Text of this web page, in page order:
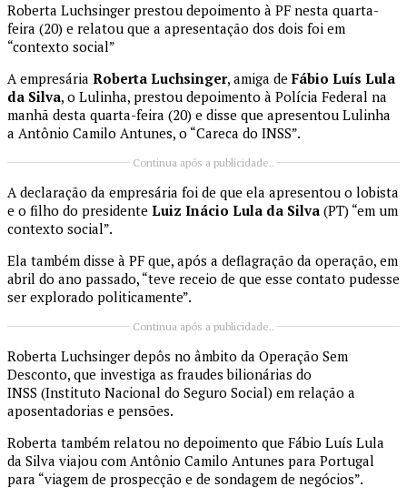
Roberta Luchsinger prestou depoimento à PF nesta quarta-
feira (20) e relatou que a apresentação dos dois foi em
“contexto social”
A empresária Roberta Luchsinger, amiga de Fábio Luís Lula
da Silva, o Lulinha, prestou depoimento à Polícia Federal na
manhã desta quarta-feira (20) e disse que apresentou Lulinha
a Antônio Camilo Antunes, o “Careca do INSS”.
Continua após a publicidade..
A declaração da empresária foi de que ela apresentou o lobista
e o filho do presidente Luiz Inácio Lula da Silva (PT) “em um
contexto social”.
Ela também disse à PF que, após a deflagração da operação, em
abril do ano passado, “teve receio de que esse contato pudesse
ser explorado politicamente”.
Continua após a publicidade..
Roberta Luchsinger depôs no âmbito da Operação Sem
Desconto, que investiga as fraudes bilionárias do
INSS (Instituto Nacional do Seguro Social) em relação a
aposentadorias e pensões.
Roberta também relatou no depoimento que Fábio Luís Lula
da Silva viajou com Antônio Camilo Antunes para Portugal
para “viagem de prospecção e de sondagem de negócios”.